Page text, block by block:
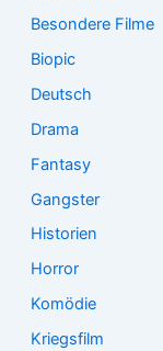
Besondere Filme
Biopic
Deutsch
Drama
Fantasy
Gangster
Historien
Horror
Komödie
Kriegsfilm